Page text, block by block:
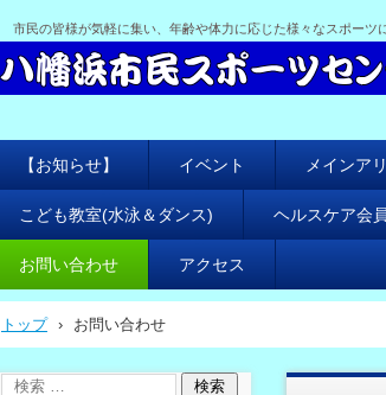
市民の皆様が気軽に集い、年齢や体力に応じた様々なスポー
【お知らせ】 イベント メインア
こども教室(水泳＆ダンス) ヘルスケア会
お問い合わせ アクセス
トップ › お問い合わせ